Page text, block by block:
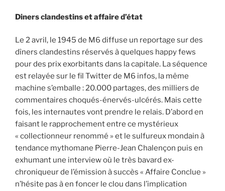
Diners clandestins et affaire d’état
Le 2 avril, le 1945 de M6 diffuse un reportage sur des
dîners clandestins réservés à quelques happy fews
pour des prix exorbitants dans la capitale. La séquence
est relayée sur le fil Twitter de M6 infos, la même
machine s’emballe : 20.000 partages, des milliers de
commentaires choqués-énervés-ulcérés. Mais cette
fois, les internautes vont prendre le relais. D’abord en
faisant le rapprochement entre ce mystérieux
« collectionneur renommé » et le sulfureux mondain à
tendance mythomane Pierre-Jean Chalençon puis en
exhumant une interview où le très bavard ex-
chroniqueur de l’émission à succès « Affaire Conclue »
n’hésite pas à en foncer le clou dans l’implication